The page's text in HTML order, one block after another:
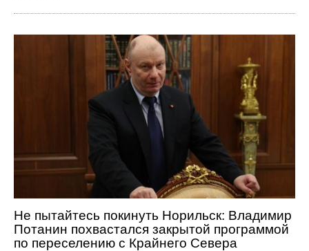
Не пытайтесь покинуть Норильск: Владимир
Потанин похвастался закрытой программой
по переселению с Крайнего Севера